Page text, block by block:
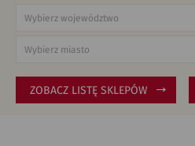
ZOBACZ LISTĘ SKLEPÓW